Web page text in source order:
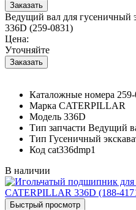
Ведущий вал для гусеничный
336D (259-0831)
Цена:
Уточняйте
Каталожные номера
Марка CATERPILLAR
Модель 336D
Тип запчасти Ведущий
Тип Гусеничный
Код cat336dmp1
В наличии